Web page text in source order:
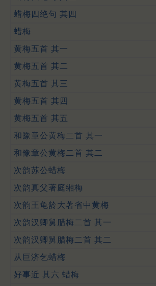
蜡梅四绝句 其四
蜡梅
黄梅五首 其一
黄梅五首 其二
黄梅五首 其三
黄梅五首 其四
黄梅五首 其五
和豫章公黄梅二首 其一
和豫章公黄梅二首 其二
次韵苏公蜡梅
次韵真父著庭缃梅
次韵王龟龄大著省中黄梅
次韵汉卿舅腊梅二首 其一
次韵汉卿舅腊梅二首 其二
从巨济乞蜡梅
好事近 其六 蜡梅